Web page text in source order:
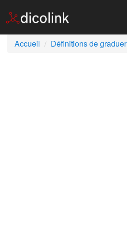
Accueil
Définitions de graduer